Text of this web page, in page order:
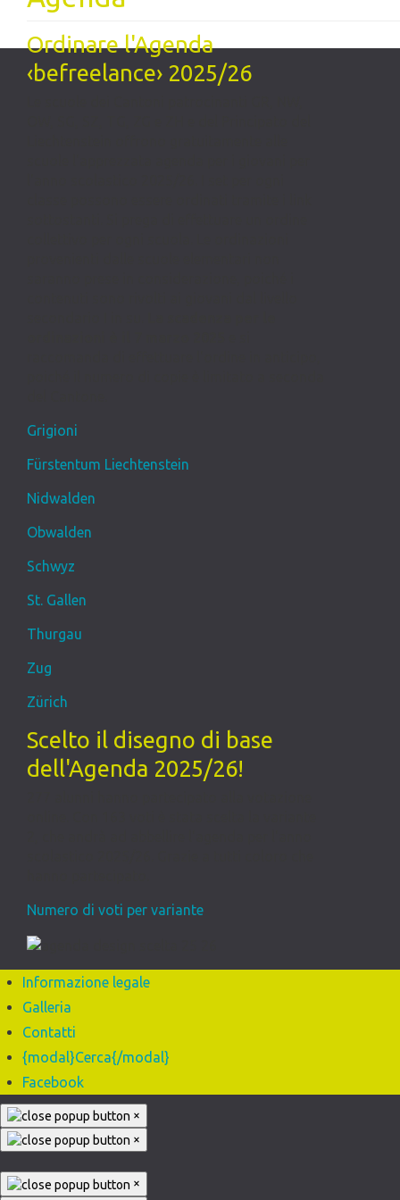
Ordinare l'Agenda
‹befreelance› 2025/26
Grigioni
Fürstentum Liechtenstein
Nidwalden
Obwalden
Schwyz
St. Gallen
Thurgau
Zug
Zürich
Scelto il disegno di base
dell'Agenda 2025/26!
Numero di voti per variante
Informazione legale
Galleria
Contatti
{modal}Cerca{/modal}
Facebook
×
×
×